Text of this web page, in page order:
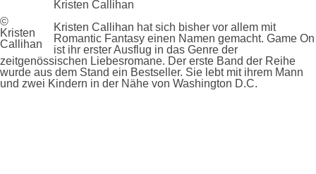
©
Kristen
Callihan
Kristen Callihan
Kristen Callihan hat sich bisher vor allem mit
Romantic Fantasy einen Namen gemacht. Game On
ist ihr erster Ausflug in das Genre der
zeitgenössischen Liebesromane. Der erste Band der Reihe
wurde aus dem Stand ein Bestseller. Sie lebt mit ihrem Mann
und zwei Kindern in der Nähe von Washington D.C.